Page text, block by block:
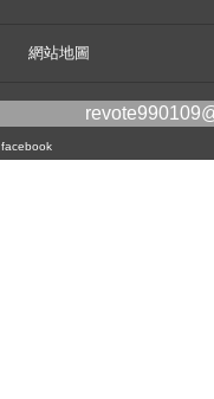
網站地圖
facebook